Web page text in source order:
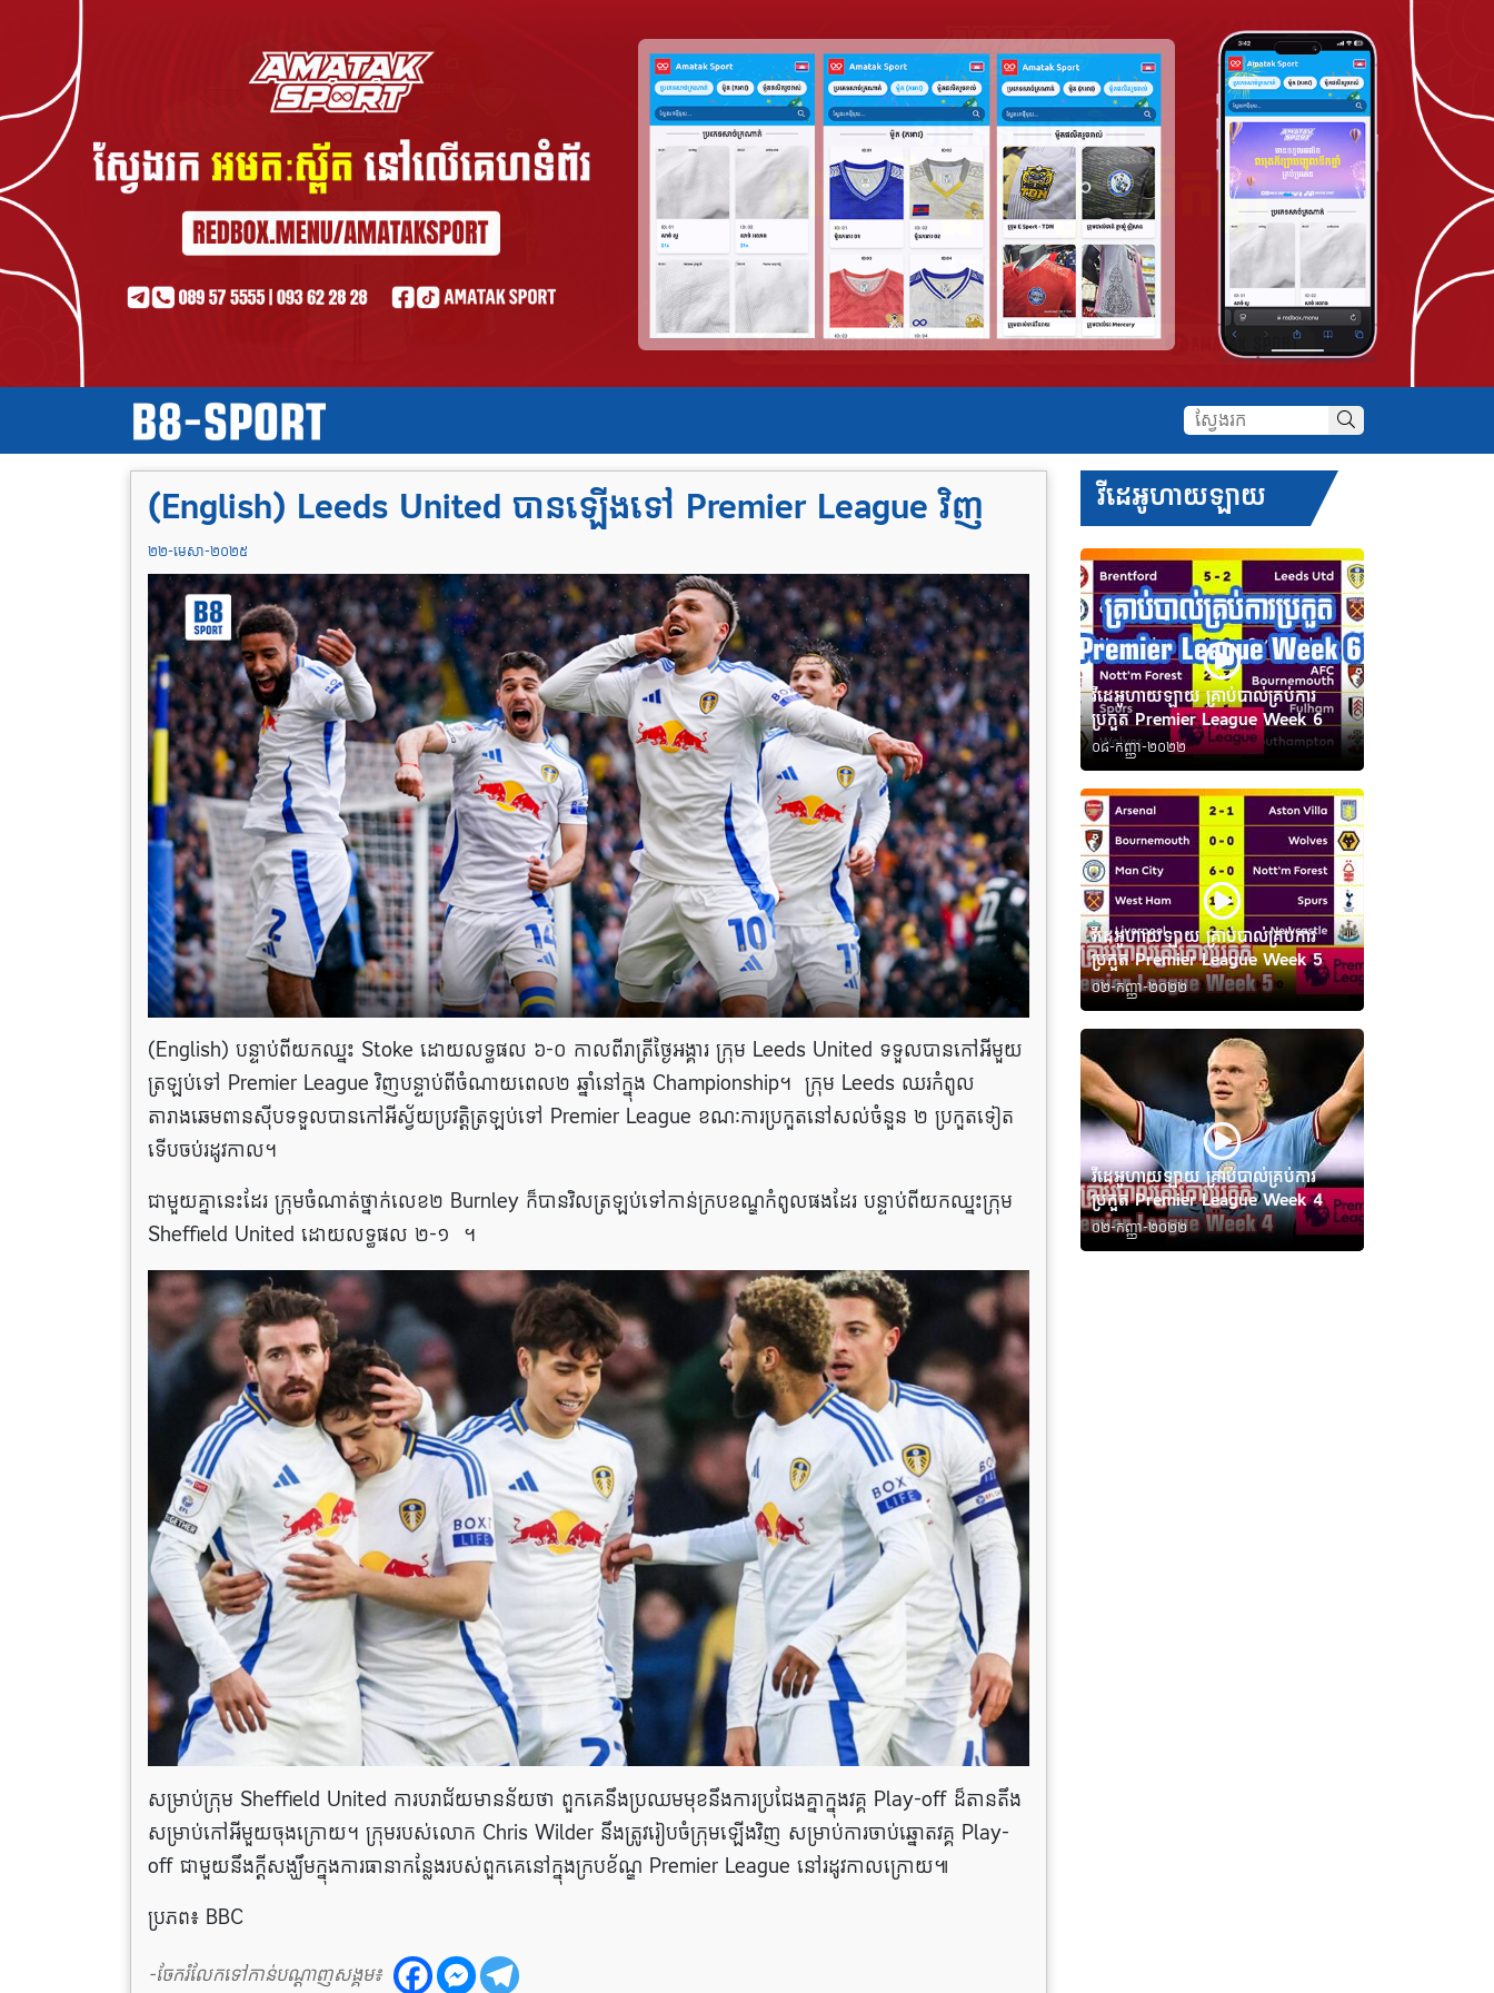
(English) Leeds United បាន​ឡើង​ទៅ Premier League វិញ
២២-មេសា-២០២៥
(English) បន្ទាប់ពីយកឈ្នះ Stoke ដោយលទ្ធផល ៦-០ កាលពីរាត្រីថ្ងៃអង្គារ ក្រុម Leeds United ទទួលបានកៅអីមួយ
ត្រឡប់ទៅ Premier League វិញបន្ទាប់ពីចំណាយពេល២ ឆ្នាំនៅក្នុង Championship។ ក្រុម Leeds ឈរកំពូល
តារាងឆេមពានស៊ីបទទួលបានកៅអីស្វ័យប្រវត្តិត្រឡប់ទៅ Premier League ខណៈការប្រកួតនៅសល់ចំនួន ២ ប្រកួតទៀត
ទេីបចប់រដូវកាល។
ជាមួយគ្នានេះដែរ ក្រុមចំណាត់ថ្នាក់លេខ២ Burnley ក៏បានវិលត្រឡប់ទៅកាន់ក្របខណ្ឌកំពូលផងដែរ បន្ទាប់ពីយកឈ្នះក្រុម
Sheffield United ដោយលទ្ធផល ២-១ ។
សម្រាប់ក្រុម Sheffield United ការបរាជ័យមានន័យថា ពួកគេនឹងប្រឈមមុខនឹងការប្រជែងគ្នាក្នុងវគ្គ Play-off ដ៏តានតឹង
សម្រាប់កៅអីមួយចុងក្រោយ។ ក្រុមរបស់លោក Chris Wilder នឹងត្រូវរៀបចំក្រុមឡើងវិញ សម្រាប់ការចាប់ឆ្នោតវគ្គ Play-
off ជាមួយនឹងក្តីសង្ឃឹមក្នុងការធានាកន្លែងរបស់ពួកគេនៅក្នុងក្របខ័ណ្ឌ Premier League នៅរដូវកាលក្រោយ៕
ប្រភព៖ BBC
-ចែករំលែកទៅកាន់បណ្តាញសង្គម៖
វីដេអូហាយឡាយ
វីដេអូហាយឡាយ គ្រាប់បាល់គ្រប់ការ
ប្រកួត Premier League Week 6
០៨-កញ្ញា-២០២២
វីដេអូហាយឡាយ គ្រាប់បាល់គ្រប់ការ
ប្រកួត Premier League Week 5
០២-កញ្ញា-២០២២
វីដេអូហាយឡាយ គ្រាប់បាល់គ្រប់ការ
ប្រកួត Premier League Week 4
០២-កញ្ញា-២០២២